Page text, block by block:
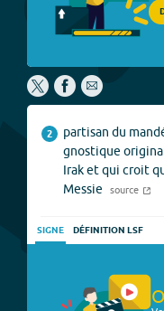
2
partisan du
gnostique
Irak et qui croit
Messie
source
SIGNE DÉFINITION LSF